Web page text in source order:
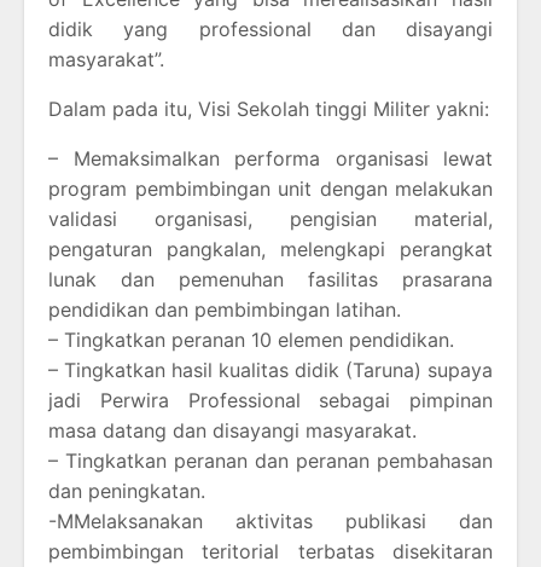
didik yang professional dan disayangi
masyarakat”.
Dalam pada itu, Visi Sekolah tinggi Militer yakni:
– Memaksimalkan performa organisasi lewat
program pembimbingan unit dengan melakukan
validasi organisasi, pengisian material,
pengaturan pangkalan, melengkapi perangkat
lunak dan pemenuhan fasilitas prasarana
pendidikan dan pembimbingan latihan.
– Tingkatkan peranan 10 elemen pendidikan.
– Tingkatkan hasil kualitas didik (Taruna) supaya
jadi Perwira Professional sebagai pimpinan
masa datang dan disayangi masyarakat.
– Tingkatkan peranan dan peranan pembahasan
dan peningkatan.
-MMelaksanakan aktivitas publikasi dan
pembimbingan teritorial terbatas disekitaran